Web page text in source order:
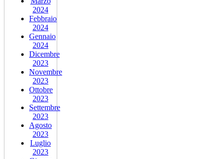
2024
Febbraio
2024
Gennaio
2024
Dicembre
2023
Novembre
2023
Ottobre
2023
Settembre
2023
Agosto
2023
Luglio
2023